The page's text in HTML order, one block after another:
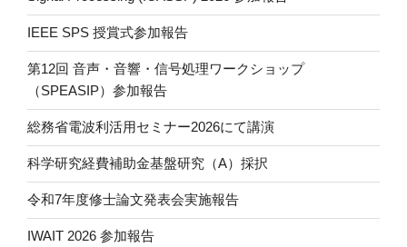
IEEE SPS 授賞式参加報告
第12回 音声・音響・信号処理ワークショップ
（SPEASIP）参加報告
総務省電波利活用セミナー2026にて講演
科学研究経費補助金基盤研究（A）採択
令和7年度修士論文発表会実施報告
IWAIT 2026 参加報告